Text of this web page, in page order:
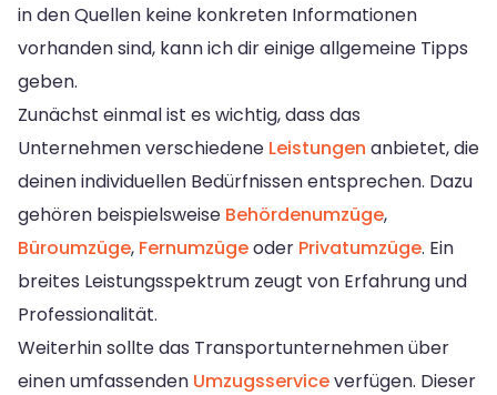
in den Quellen keine konkreten Informationen
vorhanden sind, kann ich dir einige allgemeine Tipps
geben.
Zunächst einmal ist es wichtig, dass das
Unternehmen verschiedene Leistungen anbietet, die
deinen individuellen Bedürfnissen entsprechen. Dazu
gehören beispielsweise Behördenumzüge,
Büroumzüge, Fernumzügeoder Privatumzüge. Ein
breites Leistungsspektrum zeugt von Erfahrung und
Professionalität.
Weiterhin sollte das Transportunternehmen über
einen umfassenden Umzugsserviceverfügen. Dieser